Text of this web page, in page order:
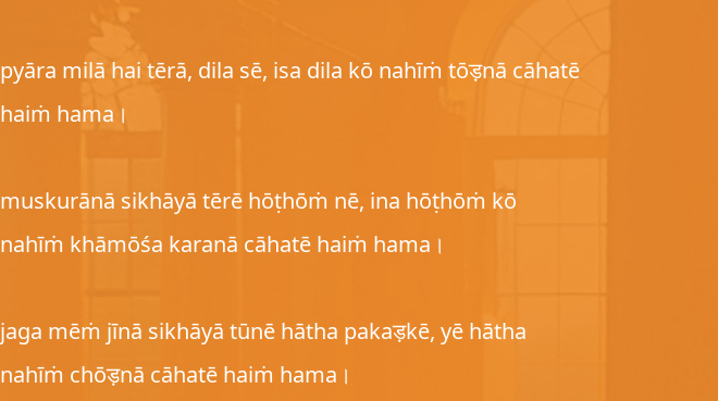
pyāra milā hai tērā, dila sē, isa dila kō nahīṁ tōड़nā cāhatē
haiṁ hama।
muskurānā sikhāyā tērē hōṭhōṁ nē, ina hōṭhōṁ kō
nahīṁ khāmōśa karanā cāhatē haiṁ hama।
jaga mēṁ jīnā sikhāyā tūnē hātha pakaड़kē, yē hātha
nahīṁ chōड़nā cāhatē haiṁ hama।